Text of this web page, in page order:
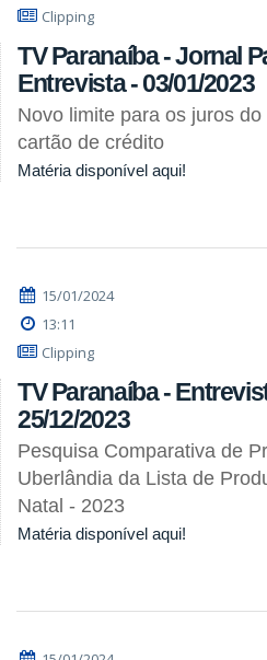
Clipping
TV Paranaíba - Jornal
Entrevista - 03/01/2023
Novo limite para os juros
cartão de crédito
Matéria disponível aqui!
15/01/2024
13:11
Clipping
TV Paranaíba -
25/12/2023
Pesquisa Comparativa de
Uberlândia da Lista de
Natal - 2023
Matéria disponível aqui!